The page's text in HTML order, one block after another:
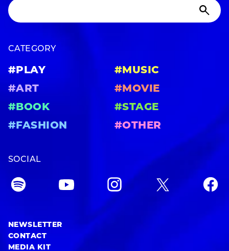
CATEGORY
#PLAY
#MUSIC
#ART
#MOVIE
#BOOK
#STAGE
#FASHION
#OTHER
SOCIAL
NEWSLETTER
CONTACT
MEDIA KIT